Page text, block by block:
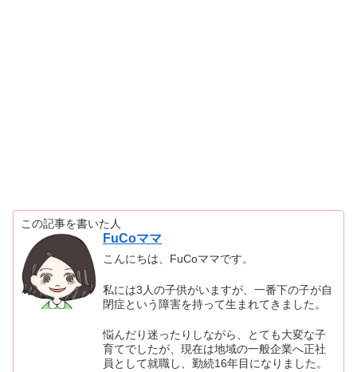
この記事を書いた人
FuCoママ
こんにちは、FuCoママです。
私には3人の子供がいますが、一番下の子が自
閉症という障害を持って生まれてきました。
悩んだり迷ったりしながら、とても大変な子
育てでしたが、現在は地域の一般企業へ正社
員として就職し、勤続16年目になりました。